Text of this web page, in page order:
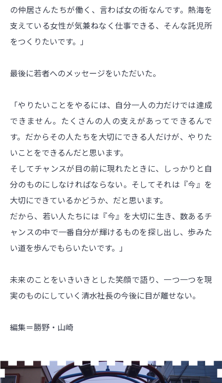
の仲居さんたちが働く、言わば女の街なんです。熱海を
支えている女性が気兼ねなく仕事できる、そんな託児所
をつくりたいです。」
最後に若者へのメッセージをいただいた。
「やりたいことをやるには、自分一人の力だけでは達成
できません。たくさんの人の支えがあってできるんで
す。だからその人たちを大切にできる人だけが、やりた
いことをできるんだと思います。
そしてチャンスが目の前に現れたときに、しっかりと自
分のものにしなければならない。そしてそれは『今』を
大切にできているかどうか、だと思います。
だから、若い人たちには『今』を大切に生き、数あるチ
ャンスの中で一番自分が輝けるものを探し出し、歩みた
い道を歩んでもらいたいです。」
未来のことをいきいきとした笑顔で語り、一つ一つを現
実のものにしていく清水社長の今後に目が離せない。
編集＝勝野・山崎